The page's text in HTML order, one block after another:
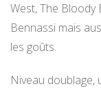
West, The Bloody
Bennassi mais
les goûts.
Niveau doublage,